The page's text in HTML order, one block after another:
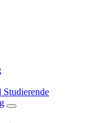
Studierende